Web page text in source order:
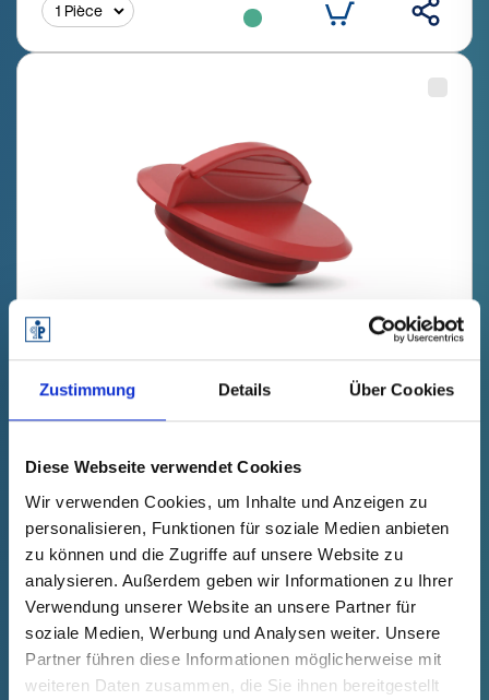
Zustimmung Details Über Cookies
Diese Webseite verwendet Cookies
Wir verwenden Cookies, um Inhalte und Anzeigen zu
personalisieren, Funktionen für soziale Medien anbieten
zu können und die Zugriffe auf unsere Website zu
analysieren. Außerdem geben wir Informationen zu Ihrer
Verwendung unserer Website an unsere Partner für
soziale Medien, Werbung und Analysen weiter. Unsere
Partner führen diese Informationen möglicherweise mit
weiteren Daten zusammen, die Sie ihnen bereitgestellt
GPN 310 G 11 PCR-PE / PE-LD,
rouge
afficher
commande
31000110073
Prix du produit
gratuit
Sélection
Échantillon Acheter
Nombre (pièces)